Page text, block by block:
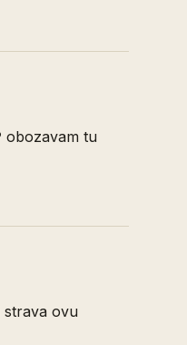
obozavam tu
strava ovu